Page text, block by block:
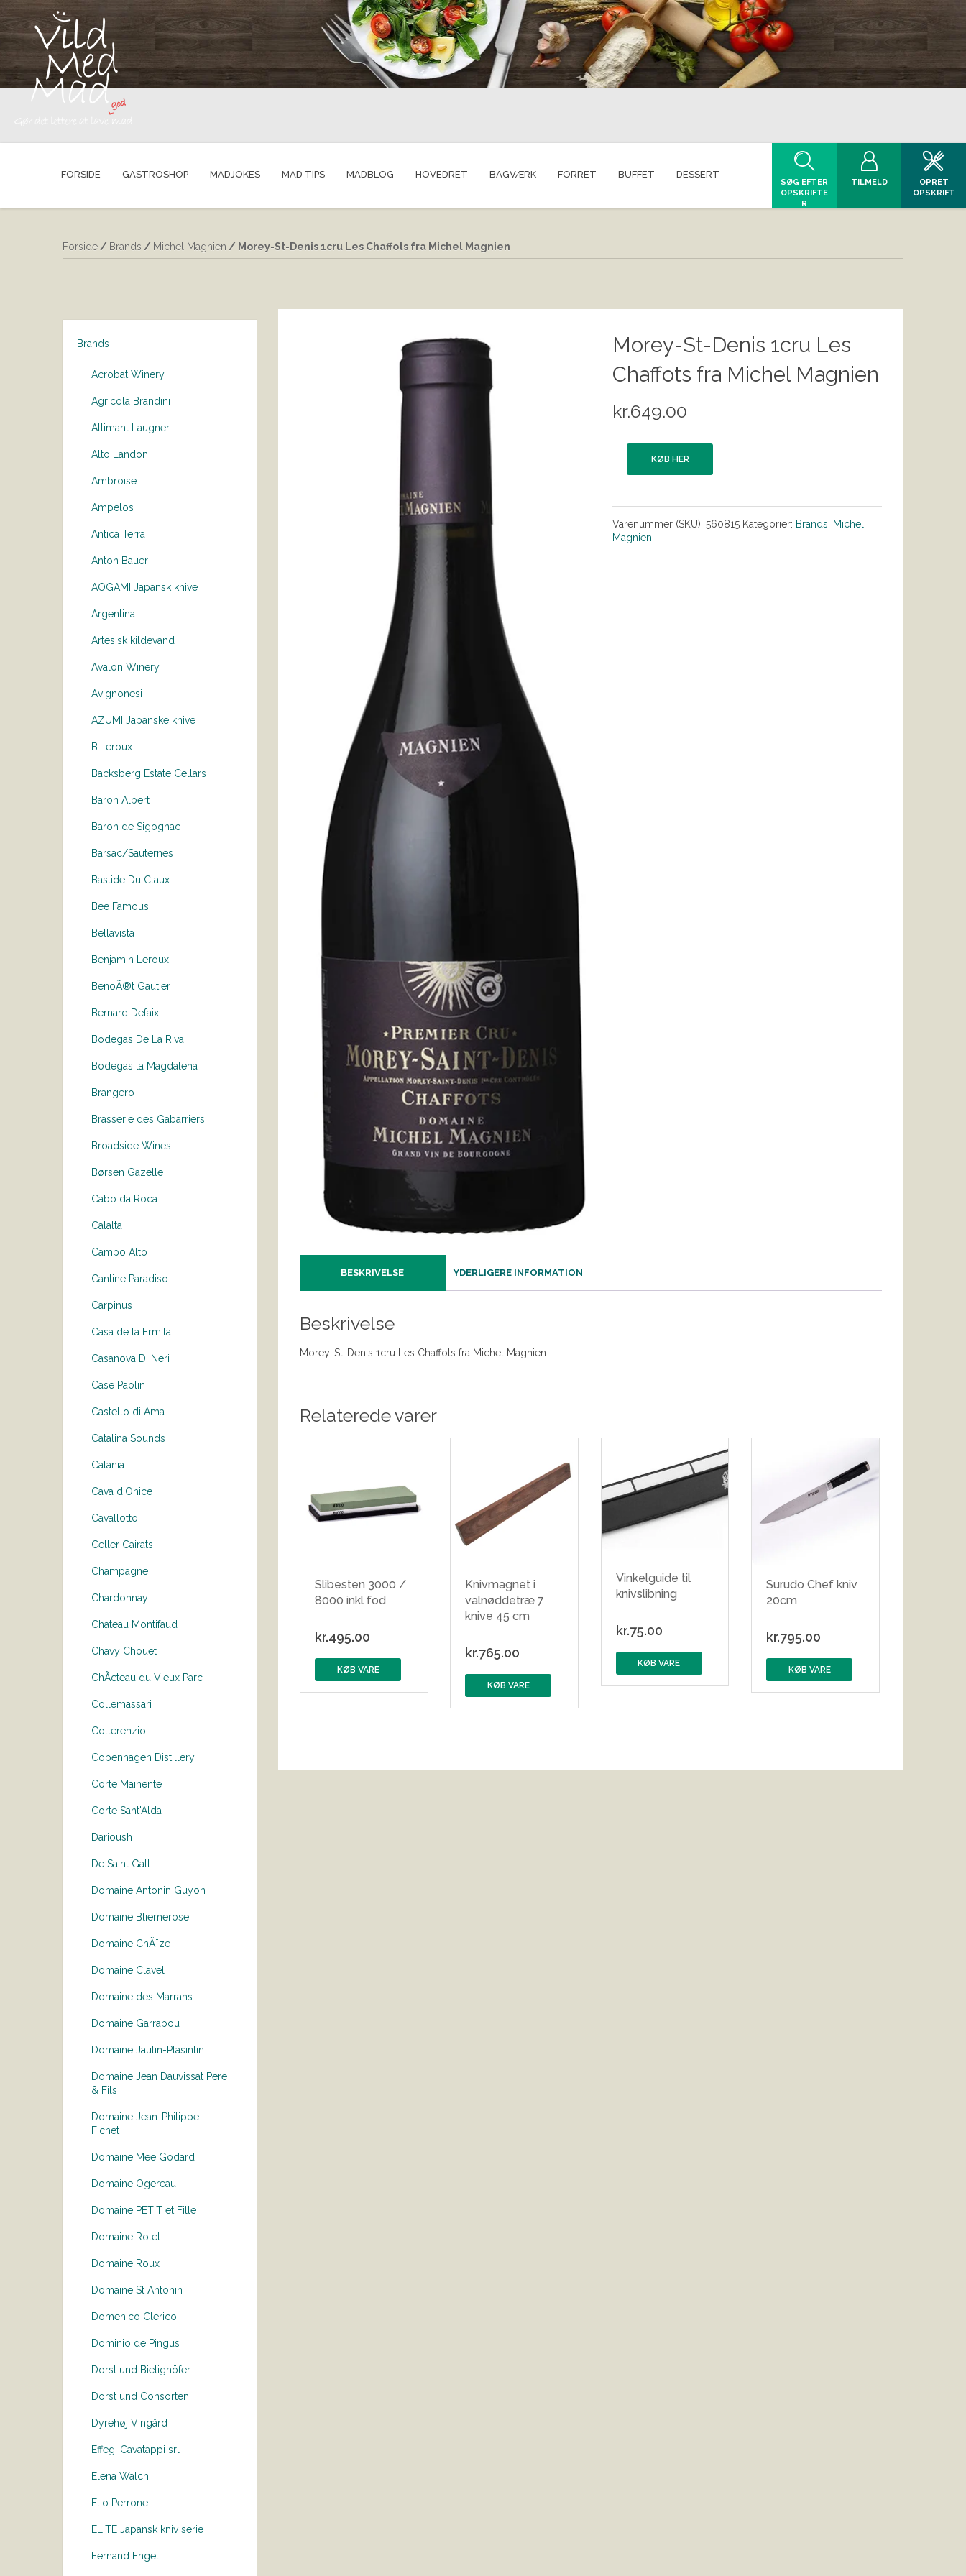
FORSIDE GASTROSHOP MADJOKES MAD TIPS MADBLOG HOVEDRET BAGVÆRK FORRET BUFFET DESSERT
SØG EFTER
OPSKRIFTE
R
TILMELD
OPRET
OPSKRIFT
Forside / Brands / Michel Magnien / Morey-St-Denis 1cru Les Chaffots fra Michel Magnien
Brands
Acrobat Winery
Agricola Brandini
Allimant Laugner
Alto Landon
Ambroise
Ampelos
Antica Terra
Anton Bauer
AOGAMI Japansk knive
Argentina
Artesisk kildevand
Avalon Winery
Avignonesi
AZUMI Japanske knive
B.Leroux
Backsberg Estate Cellars
Baron Albert
Baron de Sigognac
Barsac/Sauternes
Bastide Du Claux
Bee Famous
Bellavista
Benjamin Leroux
BenoÃ®t Gautier
Bernard Defaix
Bodegas De La Riva
Bodegas la Magdalena
Brangero
Brasserie des Gabarriers
Broadside Wines
Børsen Gazelle
Cabo da Roca
Calalta
Campo Alto
Cantine Paradiso
Carpinus
Casa de la Ermita
Casanova Di Neri
Case Paolin
Castello di Ama
Catalina Sounds
Catania
Cava d'Onice
Cavallotto
Celler Cairats
Champagne
Chardonnay
Chateau Montifaud
Chavy Chouet
ChÃ¢teau du Vieux Parc
Collemassari
Colterenzio
Copenhagen Distillery
Corte Mainente
Corte Sant'Alda
Darioush
De Saint Gall
Domaine Antonin Guyon
Domaine Bliemerose
Domaine ChÃ¨ze
Domaine Clavel
Domaine des Marrans
Domaine Garrabou
Domaine Jaulin-Plasintin
Domaine Jean Dauvissat Pere
& Fils
Domaine Jean-Philippe
Fichet
Domaine Mee Godard
Domaine Ogereau
Domaine PETIT et Fille
Domaine Rolet
Domaine Roux
Domaine St Antonin
Domenico Clerico
Dominio de Pingus
Dorst und Bietighöfer
Dorst und Consorten
Dyrehøj Vingård
Effegi Cavatappi srl
Elena Walch
Elio Perrone
ELITE Japansk kniv serie
Fernand Engel
Morey-St-Denis 1cru Les
Chaffots fra Michel Magnien
kr.649.00
KØB HER
Varenummer (SKU): 560815 Kategorier: Brands
Michel
Magnien
BESKRIVELSE YDERLIGERE INFORMATION
Beskrivelse
Morey-St-Denis 1cru Les Chaffots fra Michel Magnien
Relaterede varer
Slibesten 3000 /
8000 inkl fod
kr.495.00
KØB VARE
Knivmagnet i
valnøddetræ 7
knive 45 cm
kr.765.00
KØB VARE
Vinkelguide til
knivslibning
kr.75.00
KØB VARE
Surudo Chef kniv
20cm
kr.795.00
KØB VARE